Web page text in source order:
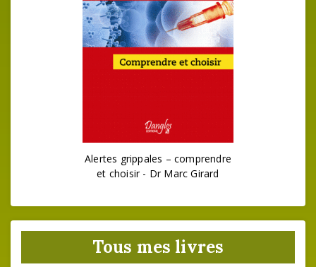
Alertes grippales – comprendre
et choisir - Dr Marc Girard
Tous mes livres